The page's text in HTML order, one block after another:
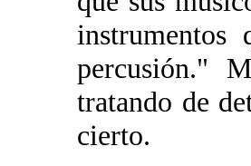
percusión."
tratando de
cierto.